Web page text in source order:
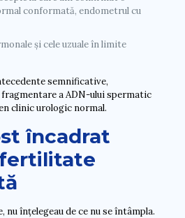
conformată, endometrul cu
și cele uzuale în limite
semnificative,
a ADN-ului spermatic
clinic urologic normal.
încadrat
nu înțelegeau de ce nu se întâmpla.